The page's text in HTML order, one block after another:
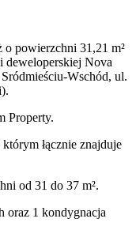
o powierzchni 31,21 m²
deweloperskiej Nova
Wschód, ul.
Property.
którym łącznie znajduje
od 31 do 37 m².
oraz 1 kondygnacja